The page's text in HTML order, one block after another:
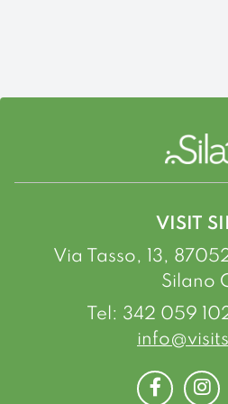
VISIT
Via Tasso, 13,
Silano
Tel: 342 059
Facebook